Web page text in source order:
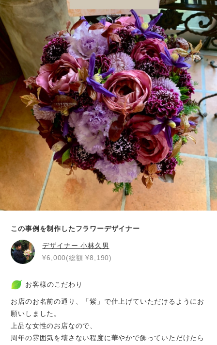
この事例を制作したフラワーデザイナー
デザイナー小林久男
¥6,000(総額 ¥8,190)
お客様のこだわり
お店のお名前の通り、「紫」で仕上げていただけるようにお
願いしました。
上品な女性のお店なので、
周年の雰囲気を壊さない程度に華やかで飾っていただけたら